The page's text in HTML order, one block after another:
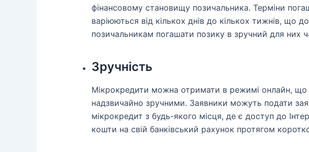
фінансовому становищу позичальника. Терміни
варіюються від кількох днів до кількох тижнів, що
позичальникам погашати позику в зручний для них
Зручність
Мікрокредити можна отримати в режимі онлайн, що
надзвичайно зручними. Заявники можуть подати
мікрокредит з будь-якого місця, де є доступ до
кошти на свій банківський рахунок протягом